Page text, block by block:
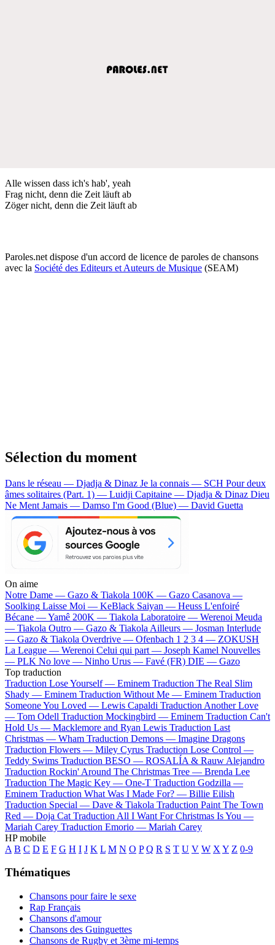
Alle wissen dass ich's hab', yeah
Frag nicht, denn die Zeit läuft ab
Zöger nicht, denn die Zeit läuft ab
Paroles.net dispose d'un accord de licence de paroles de chansons
avec la Société des Editeurs et Auteurs de Musique (SEAM)
Sélection du moment
Dans le réseau — Djadja & Dinaz Je la connais — SCH Pour deux
âmes solitaires (Part. 1) — Luidji Capitaine — Djadja & Dinaz Dieu
Ne Ment Jamais — Damso I'm Good (Blue) — David Guetta
On aime
Notre Dame — Gazo & Tiakola 100K — Gazo Casanova —
Soolking Laisse Moi — KeBlack Saiyan — Heuss L'enfoiré
Bécane —Yamê 200K — Tiakola Laboratoire — Werenoi Meuda
— Tiakola Outro — Gazo & Tiakola Ailleurs — Josman Interlude
— Gazo & Tiakola Overdrive — Ofenbach 1 2 3 4 — ZOKUSH
La League — Werenoi Celui qui part — Joseph Kamel Nouvelles
— PLK No love — Ninho Urus — Favé (FR) DIE — Gazo
Top traduction
Traduction Lose Yourself — Eminem Traduction The Real Slim
Shady — Eminem Traduction Without Me — Eminem Traduction
Someone You Loved — Lewis Capaldi Traduction Another Love
— Tom Odell Traduction Mockingbird — Eminem Traduction Can't
Hold Us — Macklemore and Ryan Lewis Traduction Last
Christmas — Wham Traduction Demons — Imagine Dragons
Traduction Flowers — Miley Cyrus Traduction Lose Control —
Teddy Swims Traduction BESO — ROSALÍA & Rauw Alejandro
Traduction Rockin' Around The Christmas Tree — Brenda Lee
Traduction The Magic Key — One-T Traduction Godzilla —
Eminem Traduction What Was I Made For? — Billie Eilish
Traduction Special — Dave & Tiakola Traduction Paint The Town
Red — Doja Cat Traduction All I Want For Christmas Is You —
Mariah Carey Traduction Emorio — Mariah Carey
HP mobile
A B C D E F G H I J K L M N O P Q R S T U V W X Y Z 0-9
Thématiques
Chansons pour faire le sexe
Rap Français
Chansons d'amour
Chansons des Guinguettes
Chansons de Rugby et 3ème mi-temps